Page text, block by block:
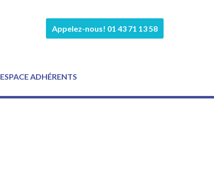
Appelez-nous! 01 43 71 13 58
ESPACE ADHÉRENTS